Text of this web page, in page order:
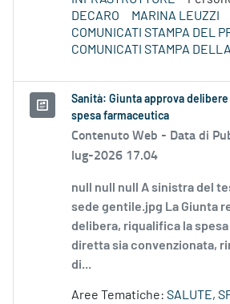
DECARO
MARINA LEUZZI
COMUNICATI STAMPA DEL
COMUNICATI STAMPA
Sanità: Giunta approva
spesa farmaceutica
Contenuto Web - Data di
lug-2026 17.04
null null null A sinistra del
sede gentile.jpg La Giunta
delibera, riqualifica la
diretta sia convenzionata,
di...
Aree Tematiche: SALUTE,